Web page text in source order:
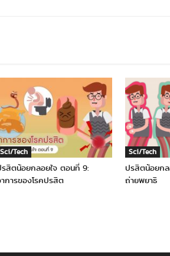
Sci/Tech
สิตน้อยกลอยใจ ตอนที่ 9:
การของโรคปรสิต
Sci/Tech
ปรสิตน้อยก
ถ่ายพยาธิ